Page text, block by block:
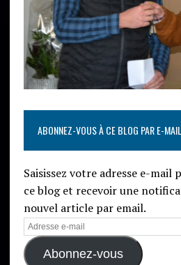
ABONNEZ-VOUS À CE BLOG PAR E-MAIL.
Saisissez votre adresse e-mail
ce blog et recevoir une
nouvel article par email.
Abonnez-vous